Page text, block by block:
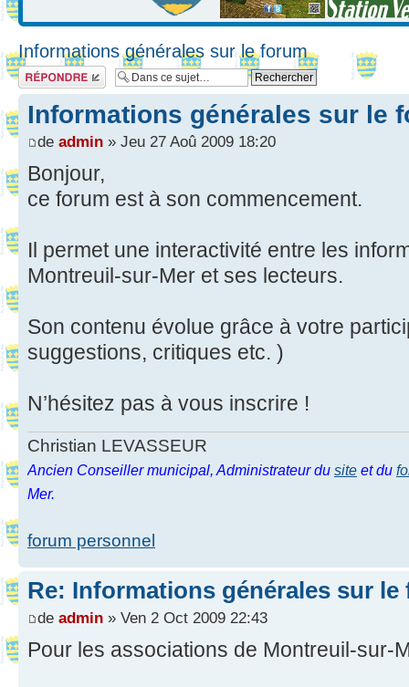
Informations générales sur le forum
Répondre
Informations générales sur le
de admin » Jeu 27 Aoû 2009 18:20
Bonjour,
ce forum est à son commencement.
Il permet une interactivité entre les
Montreuil-sur-Mer et ses lecteurs.
Son contenu évolue grâce à votre
suggestions, critiques etc. )
N’hésitez pas à vous inscrire !
Christian LEVASSEUR
Ancien Conseiller municipal, Administrateur du site et du
Mer.
forum personnel
Re: Informations générales sur le
de admin » Ven 2 Oct 2009 22:43
Pour les associations de Montreuil-sur-